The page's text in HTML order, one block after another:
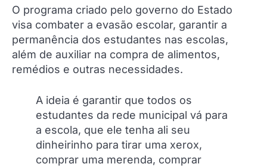
O programa criado pelo governo do Estado
visa combater a evasão escolar, garantir a
permanência dos estudantes nas escolas,
além de auxiliar na compra de alimentos,
remédios e outras necessidades.
A ideia é garantir que todos os
estudantes da rede municipal vá para
a escola, que ele tenha ali seu
dinheirinho para tirar uma xerox,
comprar uma merenda, comprar